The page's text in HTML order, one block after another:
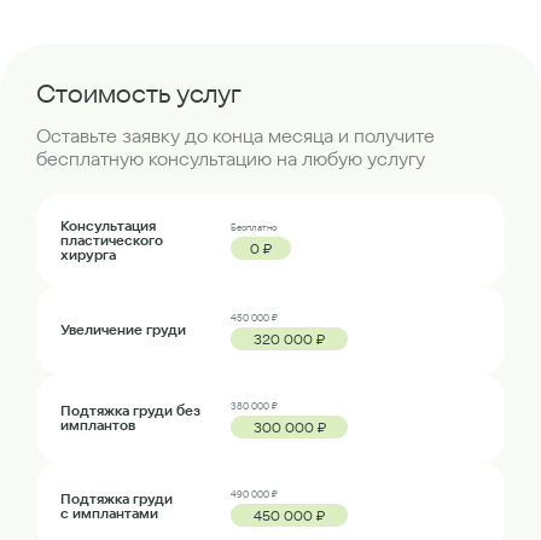
Стоимость услуг
Оставьте заявку до конца месяца и получите
бесплатную консультацию на любую услугу
Консультация
пластического
хирурга
Бесплатно
0 ₽
Увеличение груди
450 000 ₽
320 000 ₽
Подтяжка груди без
имплантов
380 000 ₽
300 000 ₽
Подтяжка груди
с имплантами
490 000 ₽
450 000 ₽